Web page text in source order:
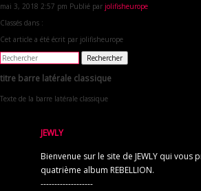
mai 3, 2018 2:57 pm Publié par jolifisheurope
Classés dans :
Cet article a été écrit par jolifisheurope
Rechercher
titre barre latérale classique
Texte de la barre latérale classique
JEWLY
Bienvenue sur le site de JEWLY qui vous
quatrième album REBELLION.
-------------------